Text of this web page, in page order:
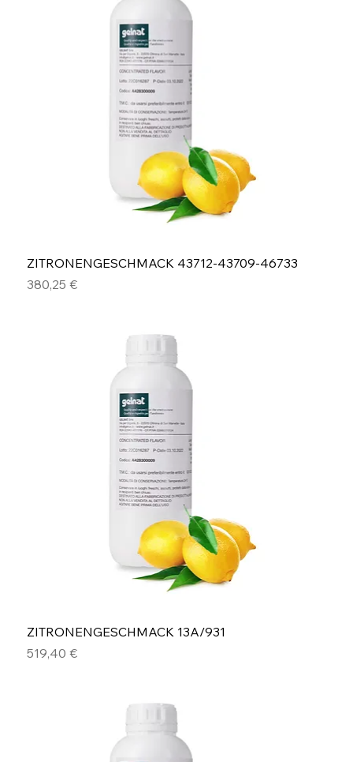
ZITRONENGESCHMACK 43712-43709-46733
Preis
380,25 €
ZITRONENGESCHMACK 13A/931
Preis
519,40 €